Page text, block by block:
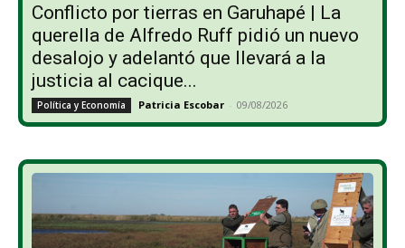
Conflicto por tierras en Garuhapé | La
querella de Alfredo Ruff pidió un nuevo
desalojo y adelantó que llevará a la
justicia al cacique...
Política y Economía Patricia Escobar - 09/08/2026